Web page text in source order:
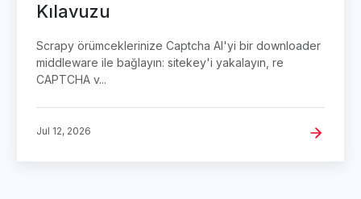
Kılavuzu
Scrapy örümceklerinize Captcha AI'yi bir downloader
middleware ile bağlayın: sitekey'i yakalayın, re
CAPTCHA v...
Jul 12, 2026